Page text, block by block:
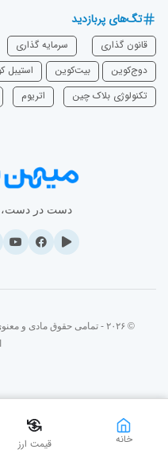
خانه قیمت ارز
تگ‌های پربازدید
قانون گذاری سرمایه‌ گذاری
دوج‌کوین
بیت‌کوین استیبل
تکنولوژی بلاک چین
اتریوم
دست در دست،
© ۲۰۲۶ - تمامی حقوق مادی و